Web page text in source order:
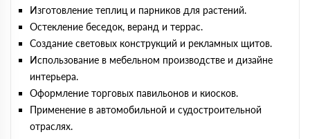
Изготовление теплиц и парников для растений.
Остекление беседок, веранд и террас.
Создание световых конструкций и рекламных щитов.
Использование в мебельном производстве и дизайне
интерьера.
Оформление торговых павильонов и киосков.
Применение в автомобильной и судостроительной
отраслях.